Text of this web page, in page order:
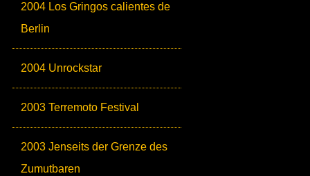
2004 Los Gringos calientes de
Berlin
2004 Unrockstar
2003 Terremoto Festival
2003 Jenseits der Grenze des
Zumutbaren